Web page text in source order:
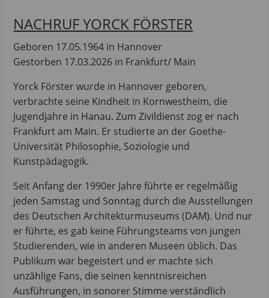
NACHRUF YORCK FÖRSTER
Geboren 17.05.1964 in Hannover
Gestorben 17.03.2026 in Frankfurt/ Main
Yorck Förster wurde in Hannover geboren,
verbrachte seine Kindheit in Kornwestheim, die
Jugendjahre in Hanau. Zum Zivildienst zog er nach
Frankfurt am Main. Er studierte an der Goethe-
Universität Philosophie, Soziologie und
Kunstpädagogik.
Seit Anfang der 1990er Jahre führte er regelmäßig
jeden Samstag und Sonntag durch die Ausstellungen
des Deutschen Architekturmuseums (DAM). Und nur
er führte, es gab keine Führungsteams von jungen
Studierenden, wie in anderen Museen üblich. Das
Publikum war begeistert und er machte sich
unzählige Fans, die seinen kenntnisreichen
Ausführungen, in sonorer Stimme verständlich